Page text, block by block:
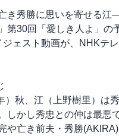
き秀勝に思いを寄せる江
第30回「愛しき人よ」の
ェスト動画が、NHKテ
）秋、江（上野樹里）は
しかし秀忠との仲は最悪
や亡き前夫・秀勝